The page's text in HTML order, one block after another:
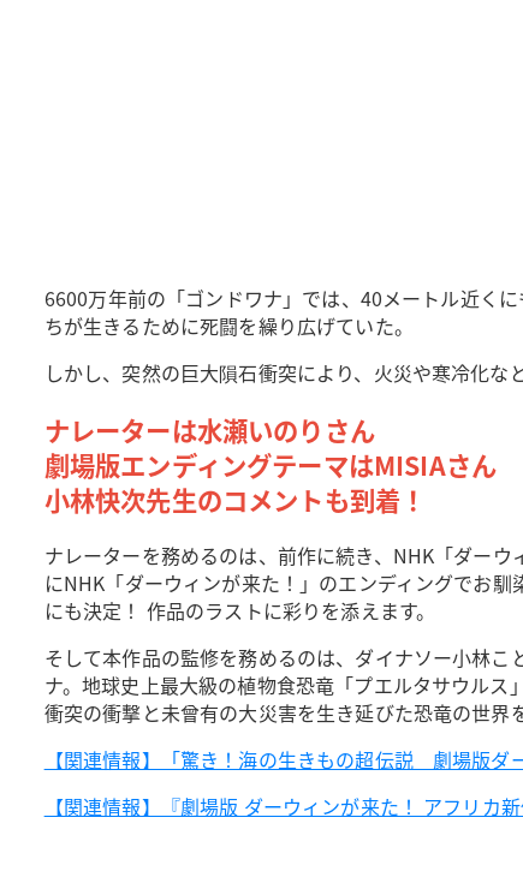
6600万年前の「ゴンドワナ」では、40メートル近く
ちが生きるために死闘を繰り広げていた。
しかし、突然の巨大隕石衝突により、火災や寒冷化
ナレーターは水瀬いのりさん
劇場版エンディングテーマはMISIAさん
小林快次先生のコメントも到着！
ナレーターを務めるのは、前作に続き、NHK「ダー
にNHK「ダーウィンが来た！」のエンディングでお
にも決定！ 作品のラストに彩りを添えます。
そして本作品の監修を務めるのは、ダイナソー小林
ナ。地球史上最大級の植物食恐竜「プエルタサウル
衝突の衝撃と未曾有の大災害を生き延びた恐竜の世界
【関連情報】「驚き！海の生きもの超伝説 劇場版ダ
【関連情報】『劇場版 ダーウィンが来た！ アフリカ